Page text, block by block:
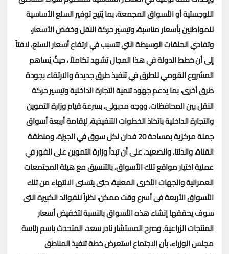
اللوجستية أو الأسواق المجمعة، بما يُتيح توفير السلع الأساسية
للمواطنين بأسعار مناسبة، وتيسير حركة النقل وخفض الأسعار،
وتفادي الحلقات الوسيطة التي تتسبب في ارتفاع أسعار السلع، لافتاً
إلى أن خطط الدولة في هذا المجال تشهد تكاملاً ، حيثُ يُساهم
المشروع القومي للطرق في تنفيذ طرق جديدة والارتقاء بجودة
طرق أخرى، بما يدعم جهود تنمية التجارة الداخلية وتيسير حركة
النقل بين المحافظات.ووجه مدبولى، بسرعة قيام وزارة التموين
والتجارة الداخلية باتخاذ الخطوات التنفيذية، لإقامة أربعة أسواق
جملة مركزية بمساحة 20 فدان لكل سوق في الجيزة، ومنطقة
القناة، والدلتا، والصعيد، على أن تبدأ وزارة التموين على الفور في
عملية اختيار مواقع تلك الأسواق، بالتنسيق مع هيئة المجتمعات
العمرانية والجهات الأخرى المعنية، حتى يتسنى الانتهاء من تلك
الأسواق الأربعة فى أسرع وقت ممكن، نظراً للفوائد الكبيرة التى
سوف يحققها إنشاء هذه الأسواق بالنسبة لتخفيض أسعار
المنتجات الزراعية.وصرح المستشار نادر سعد، المتحدث باسم رئاسة
مجلس الوزراء، بأن الاجتماع استعرض خطة تنفيذ المناطق